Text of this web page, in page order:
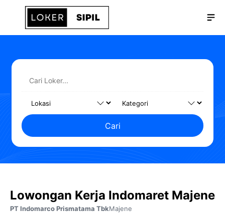
Langsung
Cari
Lowongan Kerja Indomaret Majene
PT Indomarco Prismatama TbkMajene